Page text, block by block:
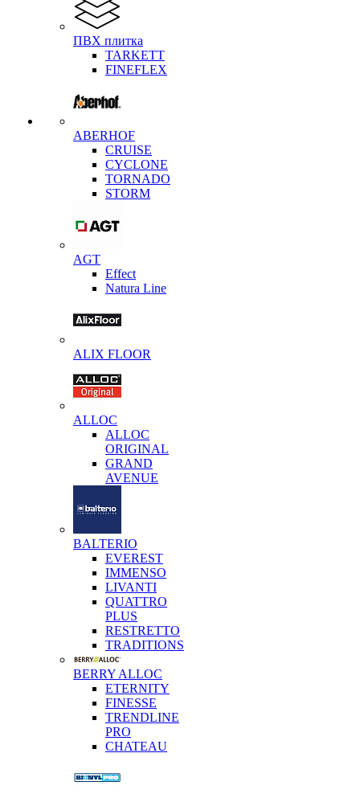
ПВХ плитка
TARKETT
FINEFLEX
ABERHOF
CRUISE
CYCLONE
TORNADO
STORM
AGT
Effect
Natura Line
ALIX FLOOR
ALLOC
ALLOC
ORIGINAL
GRAND
AVENUE
BALTERIO
EVEREST
IMMENSO
LIVANTI
QUATTRO
PLUS
RESTRETTO
TRADITIONS
BERRY ALLOC
ETERNITY
FINESSE
TRENDLINE
PRO
CHATEAU